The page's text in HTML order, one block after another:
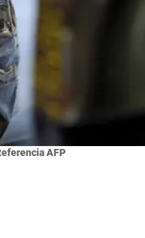
AFP